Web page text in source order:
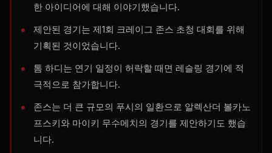
한 아이디어에 대해 이야기했습니다.
제안된 경기는 제1회 크레이그 존스 초청 대회를 위해
기획된 것이었습니다.
톰 하디는 연기 일정이 허락할 때면 레슬링 경기에 적
극적으로 참가합니다.
존스는 더 큰 규모의 푸시의 일환으로 알렉산더 볼카노
프스키와 마이키 무수메치의 경기를 제안하기도 했습
니다.